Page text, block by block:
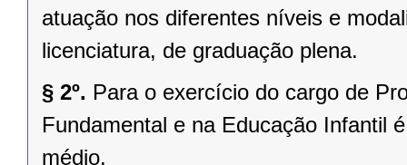
atuação nos diferentes níveis e
licenciatura, de graduação plena.
§ 2º. Para o exercício do cargo de
Fundamental e na Educação Infantil
médio.